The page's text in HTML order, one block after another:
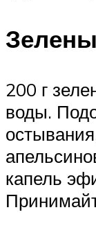
200 г
воды.
капель